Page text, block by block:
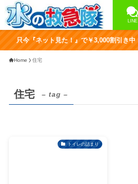
LINE
只今『ネット見た！』で￥3,000割引き中
Home 住宅
住宅 – tag –
トイレの詰まり